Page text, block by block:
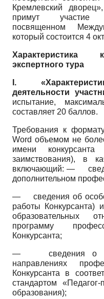
Кремлевский
примут участие
посвященном
который состоится 4
Характеристика
экспертного тура
I.
деятельности
испытание,
составляет 20 баллов.
Требования к
Word объемом не
имени
заимствования), в
включающий: —
дополнительном
— сведения об
работы Конкурсанта)
образовательных
программу
Конкурсанта;
—сведения о
направлениях
Конкурсанта в
стандартом
образования);